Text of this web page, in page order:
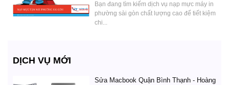
Bạn đang tìm kiếm dịch vụ nạp mực máy in
phường sài gòn chất lượng cao để tiết kiệm
chi...
DỊCH VỤ MỚI
Sửa Macbook Quận Bình Thạnh - Hoàng